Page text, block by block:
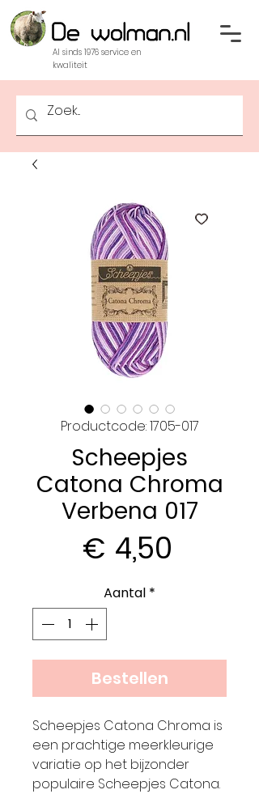
Al sinds 1976 service en
kwaliteit
Productcode: 1705-017
Scheepjes
Catona Chroma
Verbena 017
€ 4,50
Aantal *
Bestellen
Scheepjes Catona Chroma is
een prachtige meerkleurige
variatie op het bijzonder
populaire Scheepjes Catona.